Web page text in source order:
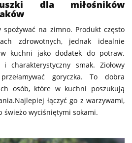
dla miłośników
na zimno. Produkt często
zdrowotnych, jednak idealnie
kuchni jako dodatek do potraw.
charakterystyczny smak. Ziołowy
goryczka. To dobra
osób, które w kuchni poszukują
łączyć go z warzywami,
świeżo wyciśniętymi sokami.